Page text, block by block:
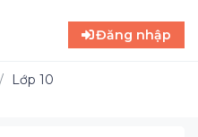
Đăng nhập
Lớp 10